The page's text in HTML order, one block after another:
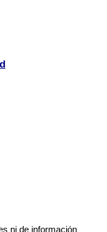
ni de información